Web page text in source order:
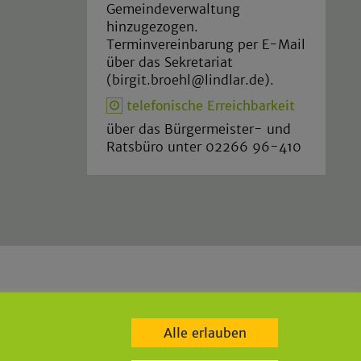
Gemeindeverwaltung
hinzugezogen.
Terminvereinbarung per E-Mail
über das Sekretariat
(birgit.broehl@lindlar.de).
telefonische Erreichbarkeit
über das Bürgermeister- und
Ratsbüro unter 02266 96-410
Alle erlauben